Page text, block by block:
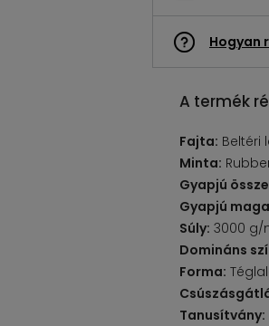
Hogyan
A termék
Fajta: Beltéri
Minta:
Gyapjú
Gyapjú
Súly: 3000 g/
Domináns
Forma:
Tanusítvány: